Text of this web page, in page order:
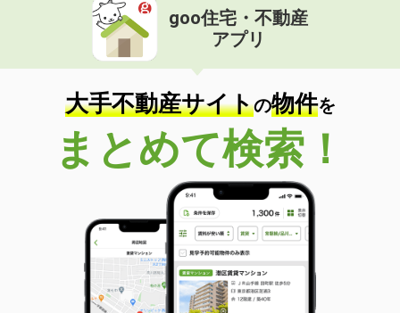
goo住宅・不動産
アプリ
大手不動産サイトの物件を
まとめて検索！